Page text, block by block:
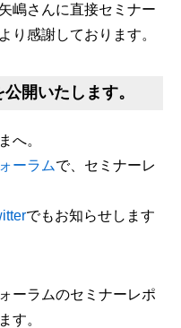
嶋さんに直接セミナー
り感謝しております。
開いたします。
へ。
ーラムで、セミナーレ
でもお知らせします
ーラムのセミナーレポ
す。